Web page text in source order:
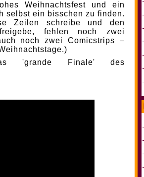
Weihnachtsfest und ein
selbst ein bisschen zu finden.
Zeilen schreibe und den
fehlen noch zwei
noch zwei Comicstrips –
'grande Finale' des